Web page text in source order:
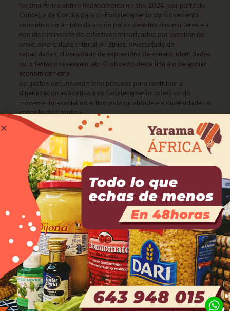
Yarama África obtivo financiamento no ano 2024, por parte do
Concello da Coruña para o «Fortalecemento do movemento
asociativo no ámbito da acción polos dereitos das mulleres e a
non discriminación de colectivos minorizados por cuestión de
orixe; diversidade cultural ou étnica; diversidade de
capacidades; diversidade de expresións de xénero, identidades
ou orientaciónssexuais, etc. O obxecto desta liña é o de apoiar
economicamente
os gastos de funcionamento precisos para contribuír á
dinamización asociativa e ao fortalecemento colectivo do
movemento asociativo activo pola igualdade e a diversidade no
concello da Coruña.»
Compartir 0
Yarama África
Contáctanos
Ven a vernos a nuestra tienda en A Coruña